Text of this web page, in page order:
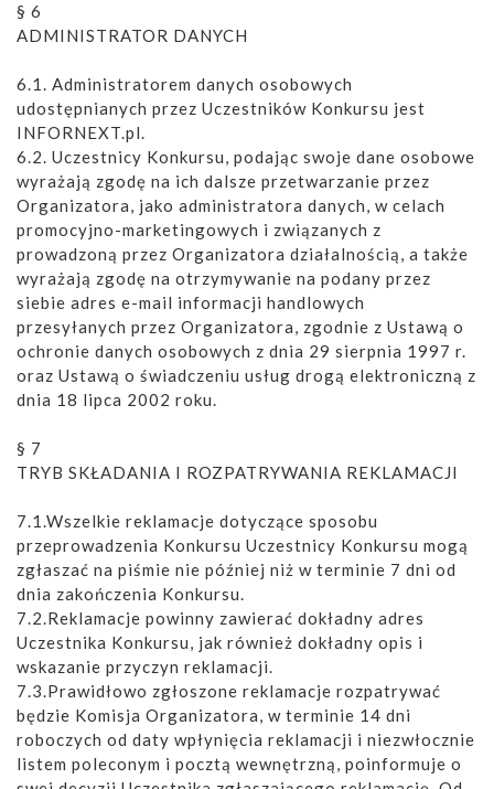
§ 6
ADMINISTRATOR DANYCH
6.1. Administratorem danych osobowych
udostępnianych przez Uczestników Konkursu jest
INFORNEXT.pl.
6.2. Uczestnicy Konkursu, podając swoje dane osobowe
wyrażają zgodę na ich dalsze przetwarzanie przez
Organizatora, jako administratora danych, w celach
promocyjno-marketingowych i związanych z
prowadzoną przez Organizatora działalnością, a także
wyrażają zgodę na otrzymywanie na podany przez
siebie adres e-mail informacji handlowych
przesyłanych przez Organizatora, zgodnie z Ustawą o
ochronie danych osobowych z dnia 29 sierpnia 1997 r.
oraz Ustawą o świadczeniu usług drogą elektroniczną z
dnia 18 lipca 2002 roku.
§ 7
TRYB SKŁADANIA I ROZPATRYWANIA REKLAMACJI
7.1.Wszelkie reklamacje dotyczące sposobu
przeprowadzenia Konkursu Uczestnicy Konkursu mogą
zgłaszać na piśmie nie później niż w terminie 7 dni od
dnia zakończenia Konkursu.
7.2.Reklamacje powinny zawierać dokładny adres
Uczestnika Konkursu, jak również dokładny opis i
wskazanie przyczyn reklamacji.
7.3.Prawidłowo zgłoszone reklamacje rozpatrywać
będzie Komisja Organizatora, w terminie 14 dni
roboczych od daty wpłynięcia reklamacji i niezwłocznie
listem poleconym i pocztą wewnętrzną, poinformuje o